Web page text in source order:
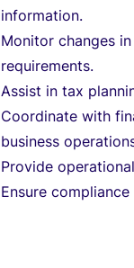
information.
Monitor changes
requirements.
Assist in tax
Coordinate with
business
Provide
Ensure